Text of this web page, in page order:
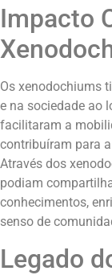
Impacto
Os xenodochiums
e na sociedade ao
facilitaram a
contribuíram para
Através dos
podiam
conhecimentos,
senso de
Legado